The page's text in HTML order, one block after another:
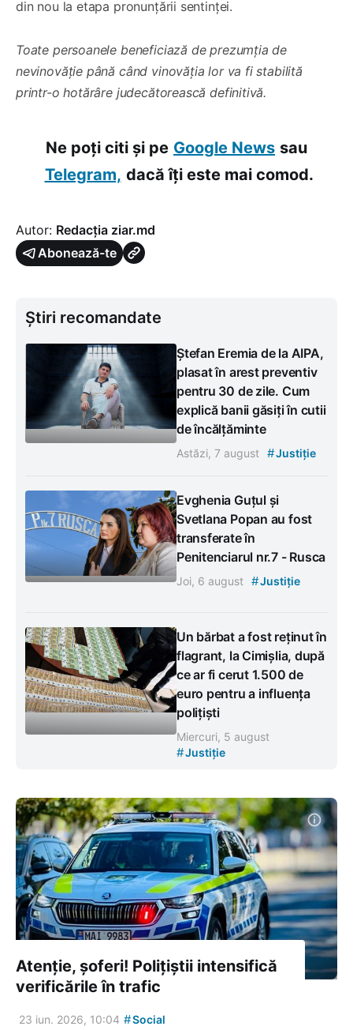
din nou la etapa pronunțării sentinței.
Toate persoanele beneficiază de prezumția de
nevinovăție până când vinovăția lor va fi stabilită
printr-o hotărâre judecătorească definitivă.
Ne poți citi și pe Google News sau
Telegram, dacă îți este mai comod.
Autor: Redacția ziar.md
Abonează-te
Știri recomandate
Ștefan Eremia de la AIPA,
plasat în arest preventiv
pentru 30 de zile. Cum
explică banii găsiți în cutii
de încălțăminte
Astăzi, 7 august #Justiție
Evghenia Guțul și
Svetlana Popan au fost
transferate în
Penitenciarul nr.7 - Rusca
Joi, 6 august #Justiție
Un bărbat a fost reținut în
flagrant, la Cimișlia, după
ce ar fi cerut 1.500 de
euro pentru a influența
polițiști
Miercuri, 5 august
#Justiție
Atenție, șoferi! Polițiștii intensifică
verificările în trafic
23 iun. 2026, 10:04 #Social